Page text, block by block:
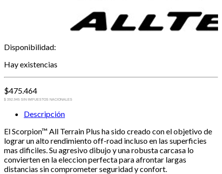
Disponibilidad:
Hay existencias
$475.464
$ 392.945 SIN IMPUESTOS NACIONALES
Descripción
El Scorpion™ All Terrain Plus ha sido creado con el objetivo de
lograr un alto rendimiento off-road incluso en las superficies
mas dificiles. Su agresivo dibujo y una robusta carcasa lo
convierten en la eleccion perfecta para afrontar largas
distancias sin comprometer seguridad y confort.